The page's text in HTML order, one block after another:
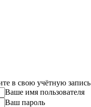
в свою учётную запись
Ваше имя пользователя
Ваш пароль